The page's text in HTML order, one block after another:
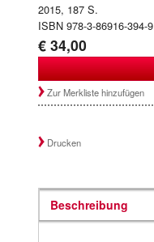
2015, 187 S.
ISBN 978-3-86916-394-9
€ 34,00
Zur Merkliste hinzufügen
Drucken
Beschreibung